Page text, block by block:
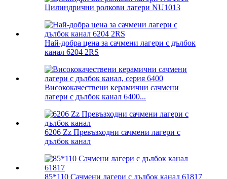
Цилиндрични ролкови лагери NU1013
Най-добра цена за сачмени лагери с дълбок
канал 6204 2RS
Висококачествени керамични сачмени
лагери с дълбок канал 6400...
6206 Zz Превъзходни сачмени лагери с
дълбок канал
85*110 Сачмени лагери с дълбок канал 61817